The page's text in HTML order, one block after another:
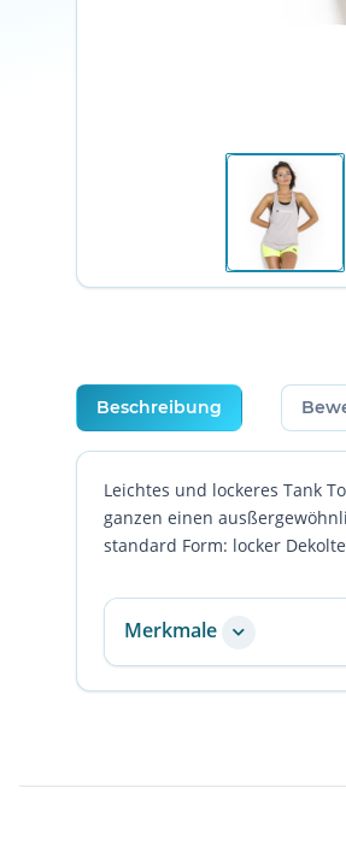
weitere Registerkarten anzeigen
Beschreibung
Leichtes und lockeres Tank
ganzen einen
standard Form: locker
Merkmale